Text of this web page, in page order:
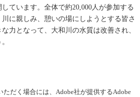
ています。全体で約20,000人が参加する
に親しみ、憩いの場にしようとする皆さ
力となって、大和川の水質は改善され、
ただく場合には、Adobe社が提供するAdobe